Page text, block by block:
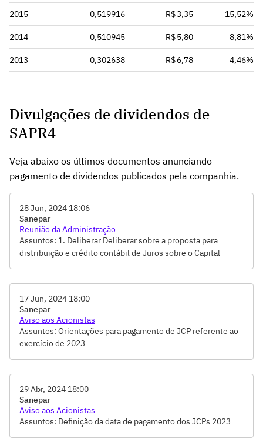
2015 0,519916 R$ 3,35 15,52%
2014 0,510945 R$ 5,80 8,81%
2013 0,302638 R$ 6,78 4,46%
Divulgações de dividendos de
SAPR4
Veja abaixo os últimos documentos anunciando
pagamento de dividendos publicados pela companhia.
28 Jun, 2024 18:06
Sanepar
Reunião da Administração
Assuntos: 1. Deliberar Deliberar sobre a proposta para
distribuição e crédito contábil de Juros sobre o Capital
obra do edifício do laboratório da Gerência Avaliação de
Conformidade de Cascavel., 11. Deliberar sobre a proposta
de revisão do Regimento Interno do Comitê ASG., 12. Dar
conhecimento do relatório de acompanhamento de
reanálise da proposta de celebração de Termo de
Compromisso e Responsabilidade entre a Sanepar e a
Empreendedora Ecoparque Habitações Sustentáveis Ltda.,
2. Apresentar os resultados econômicos e financeiros do
período de janeiro a abril de 2024., 3. Ratificar a proposta
revisada da Arquitetura de Processos para suporte e
17 Jun, 2024 18:00
Sanepar
Aviso aos Acionistas
Assuntos: Orientações para pagamento de JCP referente ao
exercício de 2023
29 Abr, 2024 18:00
Sanepar
Aviso aos Acionistas
Assuntos: Definição da data de pagamento dos JCPs 2023